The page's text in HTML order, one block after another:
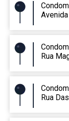
Rua
Rua